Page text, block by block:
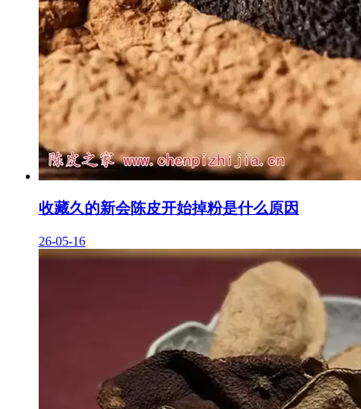
收藏久的新会陈皮开始掉粉是什么原因
26-05-16